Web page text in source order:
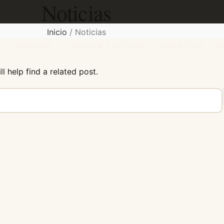
Inicio / Noticias
help find a related post.